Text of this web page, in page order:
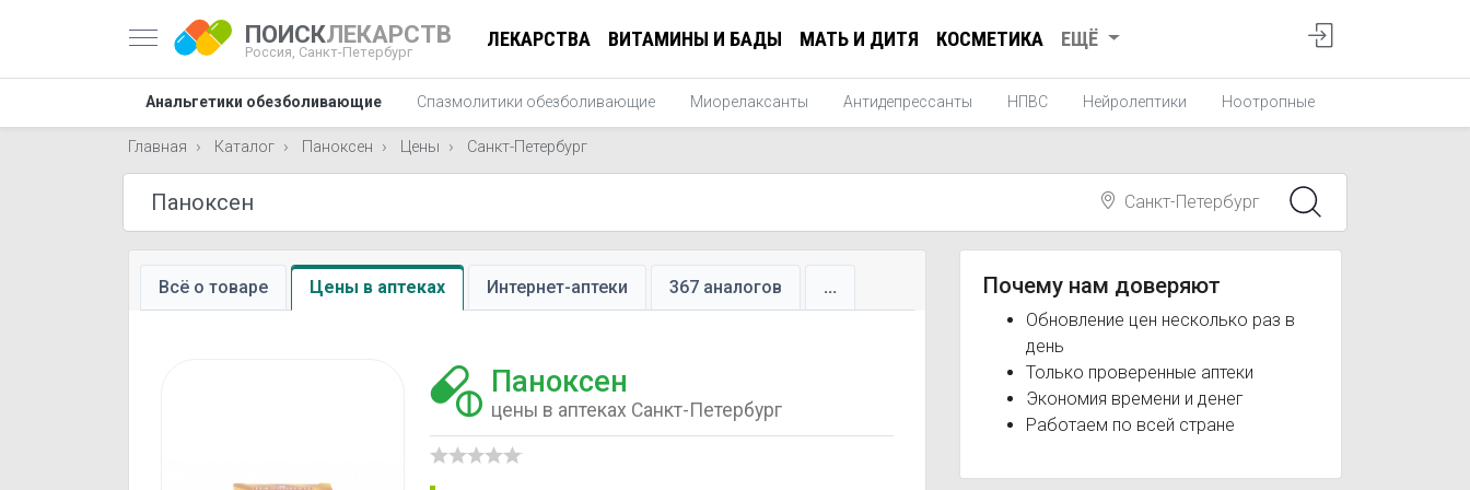
ПОИСКЛЕКАРСТВ
Россия, Санкт-Петербург
ЛЕКАРСТВА ВИТАМИНЫ И БАДЫ МАТЬ И ДИТЯ КОСМЕТИКА ЕЩЁ
Анальгетики обезболивающие Спазмолитики обезболивающие Миорелаксанты Антидепрессанты НПВС Нейролептики Ноотропные
Главная Каталог Паноксен Цены Санкт-Петербург
Санкт-Петербург
Всё о товаре Цены в аптеках Интернет-аптеки 367 аналогов ...
Паноксен
цены в аптеках Санкт-Петербург
Почему нам доверяют
Обновление цен несколько раз в
день
Только проверенные аптеки
Экономия времени и денег
Работаем по всей стране